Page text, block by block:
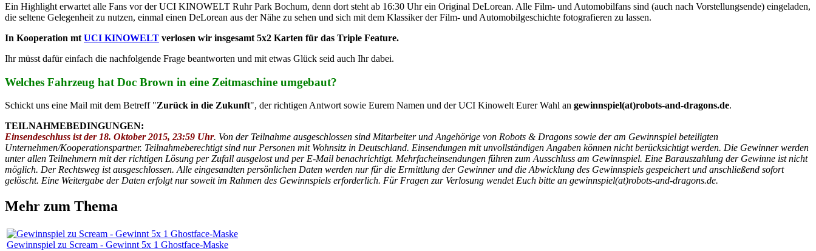
Ein Highlight erwartet alle Fans vor der UCI KINOWELT Ruhr Park Bochum, denn dort steht ab 16:30 Uhr ein Original DeLorean. Alle Film- und Automobilfans sind (auch nach Vorstellungsende) eingeladen,
die seltene Gelegenheit zu nutzen, einmal einen DeLorean aus der Nähe zu sehen und sich mit dem Klassiker der Film- und Automobilgeschichte fotografieren zu lassen.
In Kooperation mt UCI KINOWELT verlosen wir insgesamt 5x2 Karten für das Triple Feature.
Ihr müsst dafür einfach die nachfolgende Frage beantworten und mit etwas Glück seid auch Ihr dabei.
Welches Fahrzeug hat Doc Brown in eine Zeitmaschine umgebaut?
Schickt uns eine Mail mit dem Betreff "Zurück in die Zukunft", der richtigen Antwort sowie Eurem Namen und der UCI Kinowelt Eurer Wahl an gewinnspiel(at)robots-and-dragons.de.
TEILNAHMEBEDINGUNGEN:
Einsendeschluss ist der 18. Oktober 2015, 23:59 Uhr. Von der Teilnahme ausgeschlossen sind Mitarbeiter und Angehörige von Robots & Dragons sowie der am Gewinnspiel beteiligten
Unternehmen/Kooperationspartner. Teilnahmeberechtigt sind nur Personen mit Wohnsitz in Deutschland. Einsendungen mit unvollständigen Angaben können nicht berücksichtigt werden. Die Gewinner werden
unter allen Teilnehmern mit der richtigen Lösung per Zufall ausgelost und per E-Mail benachrichtigt. Mehrfacheinsendungen führen zum Ausschluss am Gewinnspiel. Eine Barauszahlung der Gewinne ist nicht
möglich. Der Rechtsweg ist ausgeschlossen. Alle eingesandten persönlichen Daten werden nur für die Ermittlung der Gewinner und die Abwicklung des Gewinnspiels gespeichert und anschließend sofort
gelöscht. Eine Weitergabe der Daten erfolgt nur soweit im Rahmen des Gewinnspiels erforderlich. Für Fragen zur Verlosung wendet Euch bitte an gewinnspiel(at)robots-and-dragons.de.
Mehr zum Thema
Gewinnspiel zu Scream - Gewinnt 5x 1 Ghostface-Maske